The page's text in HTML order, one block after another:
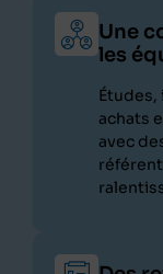
Une
les
achats
avec